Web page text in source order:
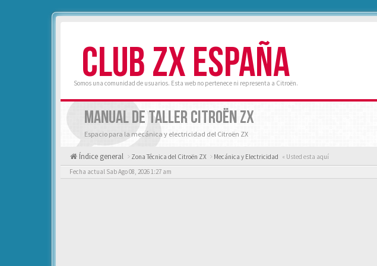
CLUB ZX ESPAÑA
Somos una comunidad de usuarios. Esta web no pertenece ni representa a Citroën.
MANUAL DE TALLER CITROËN ZX
Espacio para la mecánica y electricidad del Citroën ZX
Índice general Zona Técnica del Citroën ZX Mecánica y Electricidad « Usted esta aquí
Fecha actual Sab Ago 08, 2026 1:27 am